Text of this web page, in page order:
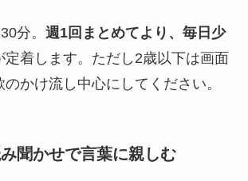
分。 週1回まとめてより、毎日少
定着します。ただし2歳以下は画面
かけ流し中心にしてください。
聞かせで言葉に親しむ